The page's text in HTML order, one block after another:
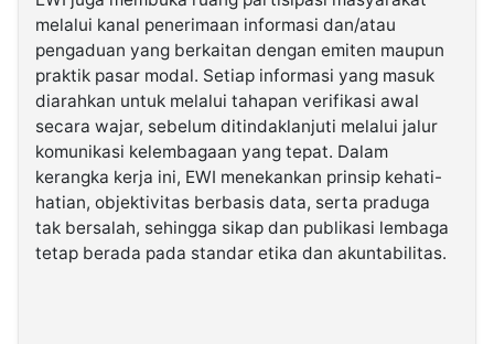
melalui kanal penerimaan informasi dan/atau
pengaduan yang berkaitan dengan emiten maupun
praktik pasar modal. Setiap informasi yang masuk
diarahkan untuk melalui tahapan verifikasi awal
secara wajar, sebelum ditindaklanjuti melalui jalur
komunikasi kelembagaan yang tepat. Dalam
kerangka kerja ini, EWI menekankan prinsip kehati-
hatian, objektivitas berbasis data, serta praduga
tak bersalah, sehingga sikap dan publikasi lembaga
tetap berada pada standar etika dan akuntabilitas.